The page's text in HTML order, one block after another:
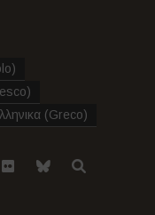
)
)
(Greco)